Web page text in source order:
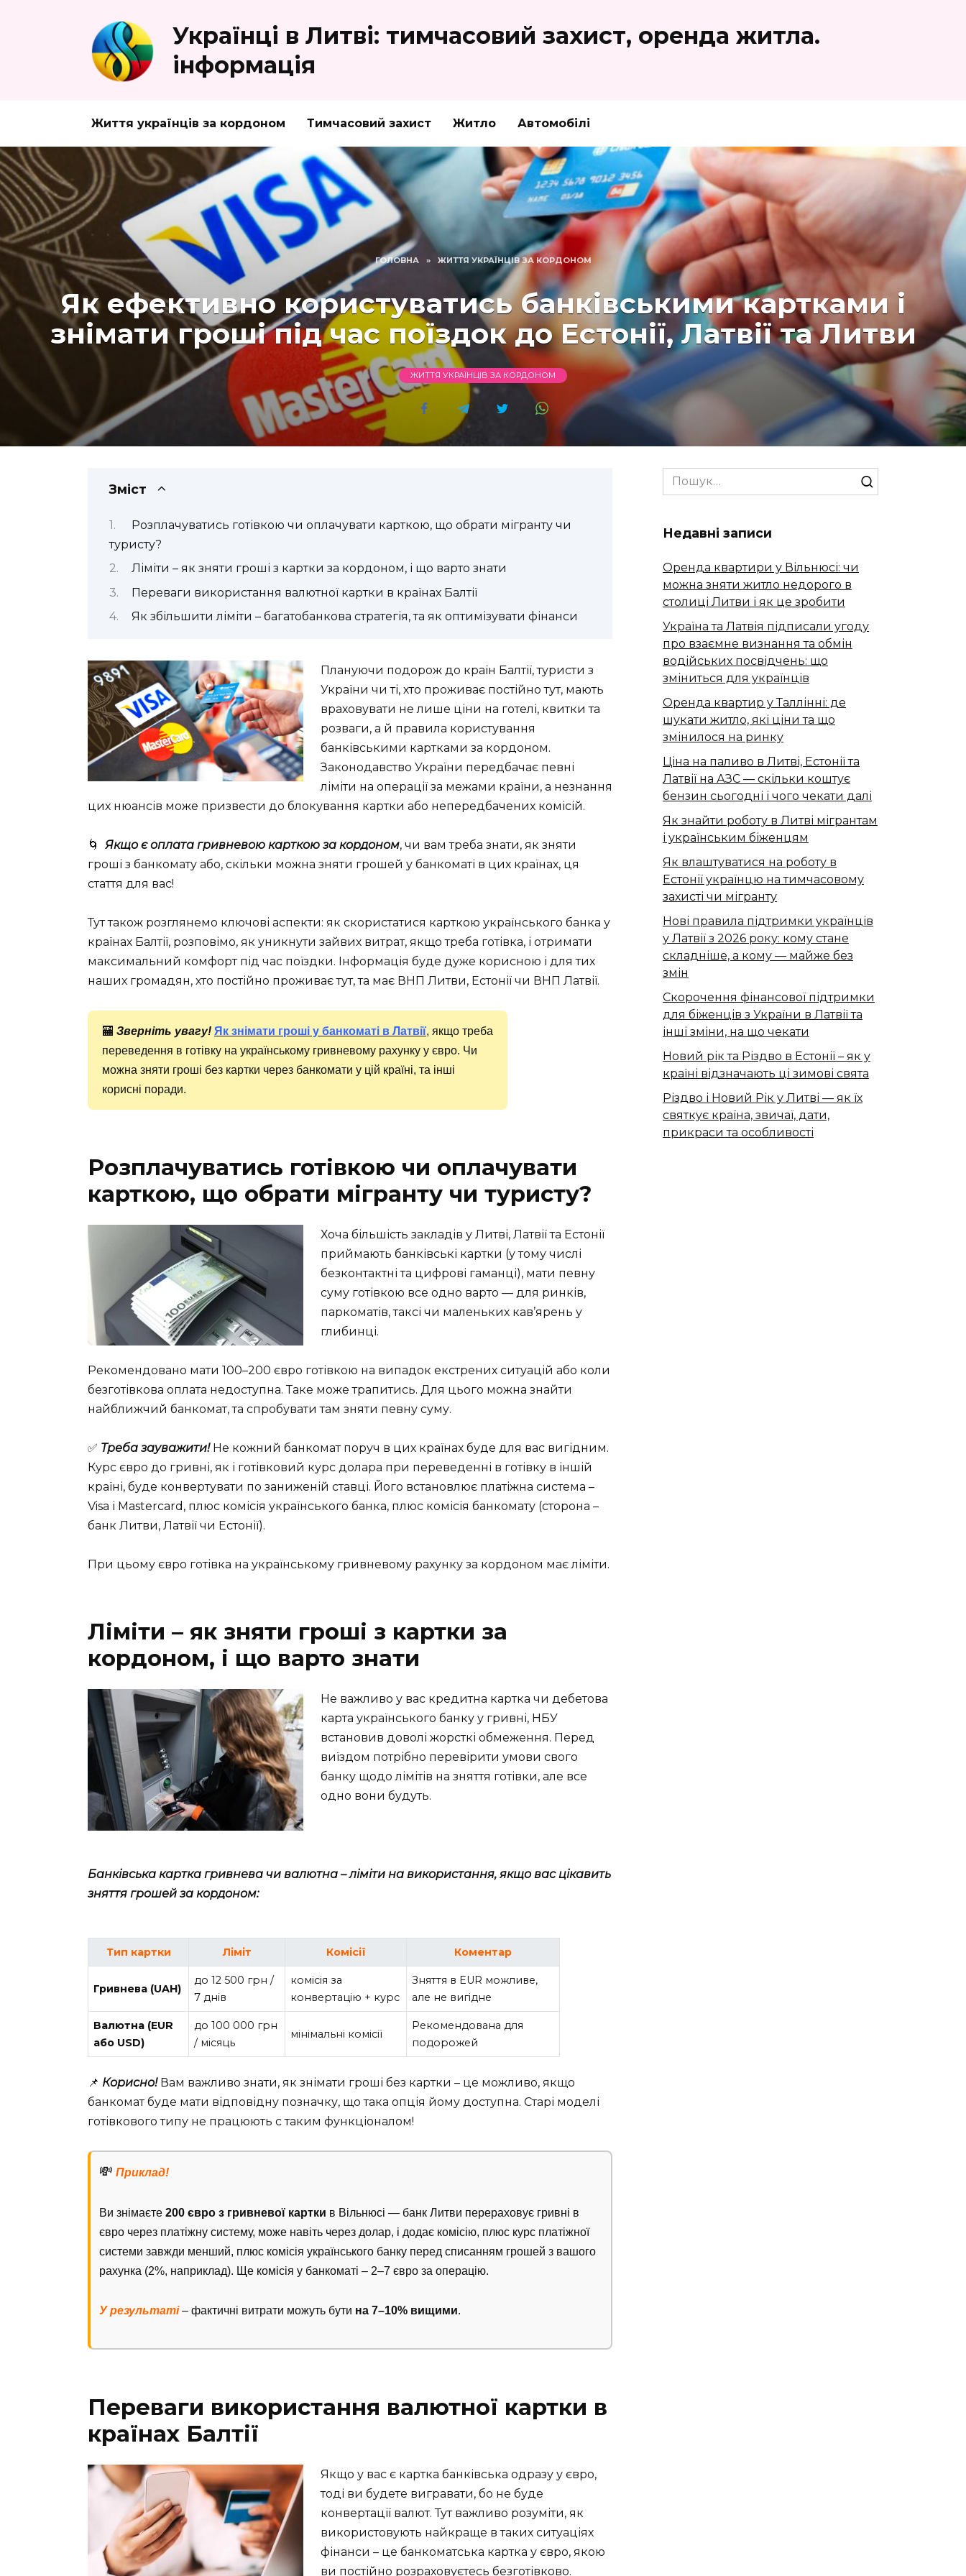
Українці в Литві: тимчасовий захист, оренда житла.
інформація
Життя українців за кордоном Тимчасовий захист Житло Автомобілі
ГОЛОВНА » ЖИТТЯ УКРАЇНЦІВ ЗА КОРДОНОМ
Як ефективно користуватись банківськими картками і
знімати гроші під час поїздок до Естонії, Латвії та Литви
ЖИТТЯ УКРАЇНЦІВ ЗА КОРДОНОМ
Зміст
Розплачуватись готівкою чи оплачувати карткою, що обрати мігранту чи
туристу?
Ліміти – як зняти гроші з картки за кордоном, і що варто знати
Переваги використання валютної картки в країнах Балтії
Як збільшити ліміти – багатобанкова стратегія, та як оптимізувати фінанси
Плануючи подорож до країн Балтії, туристи з
України чи ті, хто проживає постійно тут, мають
враховувати не лише ціни на готелі, квитки та
розваги, а й правила користування
банківськими картками за кордоном.
Законодавство України передбачає певні
ліміти на операції за межами країни, а незнання
цих нюансів може призвести до блокування картки або непередбачених комісій.
🌀 Якщо є оплата гривневою карткою за кордоном, чи вам треба знати, як зняти
гроші з банкомату або, скільки можна зняти грошей у банкоматі в цих країнах, ця
стаття для вас!
Тут також розглянемо ключові аспекти: як скористатися карткою українського банка у
країнах Балтії, розповімо, як уникнути зайвих витрат, якщо треба готівка, і отримати
максимальний комфорт під час поїздки. Інформація буде дуже корисною і для тих
наших громадян, хто постійно проживає тут, та має ВНП Литви, Естонії чи ВНП Латвії.
🏧 Зверніть увагу! Як знімати гроші у банкоматі в Латвії, якщо треба
переведення в готівку на українському гривневому рахунку у євро. Чи
можна зняти гроші без картки через банкомати у цій країні, та інші
корисні поради.
Розплачуватись готівкою чи оплачувати
карткою, що обрати мігранту чи туристу?
Хоча більшість закладів у Литві, Латвії та Естонії
приймають банківські картки (у тому числі
безконтактні та цифрові гаманці), мати певну
суму готівкою все одно варто — для ринків,
паркоматів, таксі чи маленьких кав’ярень у
глибинці.
Рекомендовано мати 100–200 євро готівкою на випадок екстрених ситуацій або коли
безготівкова оплата недоступна. Таке може трапитись. Для цього можна знайти
найближчий банкомат, та спробувати там зняти певну суму.
✅ Треба зауважити!Не кожний банкомат поруч в цих країнах буде для вас вигідним.
Курс євро до гривні, як і готівковий курс долара при переведенні в готівку в іншій
країні, буде конвертувати по заниженій ставці. Його встановлює платіжна система –
Visa і Mastercard, плюс комісія українського банка, плюс комісія банкомату (сторона –
банк Литви, Латвії чи Естонії).
При цьому євро готівка на українському гривневому рахунку за кордоном має ліміти.
Ліміти – як зняти гроші з картки за
кордоном, і що варто знати
Не важливо у вас кредитна картка чи дебетова
карта українського банку у гривні, НБУ
встановив доволі жорсткі обмеження. Перед
виїздом потрібно перевірити умови свого
банку щодо лімітів на зняття готівки, але все
одно вони будуть.
Банківська картка гривнева чи валютна – ліміти на використання, якщо вас цікавить
зняття грошей за кордоном:
Тип картки Ліміт Комісії Коментар
Гривнева (UAH)
до 12 500 грн /
7 днів
комісія за
конвертацію + курс
Зняття в EUR можливе,
але не вигідне
Валютна (EUR
або USD)
до 100 000 грн
/ місяць
мінімальні комісії
Рекомендована для
подорожей
📌 Корисно!Вам важливо знати, як знімати гроші без картки – це можливо, якщо
банкомат буде мати відповідну позначку, що така опція йому доступна. Старі моделі
готівкового типу не працюють с таким функціоналом!
💸 Приклад!
Ви знімаєте 200 євро з гривневої картки в Вільнюсі — банк Литви перераховує гривні в
євро через платіжну систему, може навіть через долар, і додає комісію, плюс курс платіжної
системи завжди менший, плюс комісія українського банку перед списанням грошей з вашого
рахунка (2%, наприклад). Ще комісія у банкоматі – 2–7 євро за операцію.
У результаті– фактичні витрати можуть бути на 7–10% вищими.
Переваги використання валютної картки в
країнах Балтії
Якщо у вас є картка банківська одразу у євро,
тоді ви будете вигравати, бо не буде
конвертації валют. Тут важливо розуміти, як
використовують найкраще в таких ситуаціях
фінанси – це банкоматська картка у євро, якою
ви постійно розраховуєтесь безготівково.
Search
for:
Недавні записи
Оренда квартири у Вільнюсі: чи
можна зняти житло недорого в
столиці Литви і як це зробити
Україна та Латвія підписали угоду
про взаємне визнання та обмін
водійських посвідчень: що
зміниться для українців
Оренда квартир у Таллінні: де
шукати житло, які ціни та що
змінилося на ринку
Ціна на паливо в Литві, Естонії та
Латвії на АЗС — скільки коштує
бензин сьогодні і чого чекати далі
Як знайти роботу в Литві мігрантам
і українським біженцям
Як влаштуватися на роботу в
Естонії українцю на тимчасовому
захисті чи мігранту
Нові правила підтримки українців
у Латвії з 2026 року: кому стане
складніше, а кому — майже без
змін
Скорочення фінансової підтримки
для біженців з України в Латвії та
інші зміни, на що чекати
Новий рік та Різдво в Естонії – як у
країні відзначають ці зимові свята
Різдво і Новий Рік у Литві — як їх
святкує країна, звичаї, дати,
прикраси та особливості